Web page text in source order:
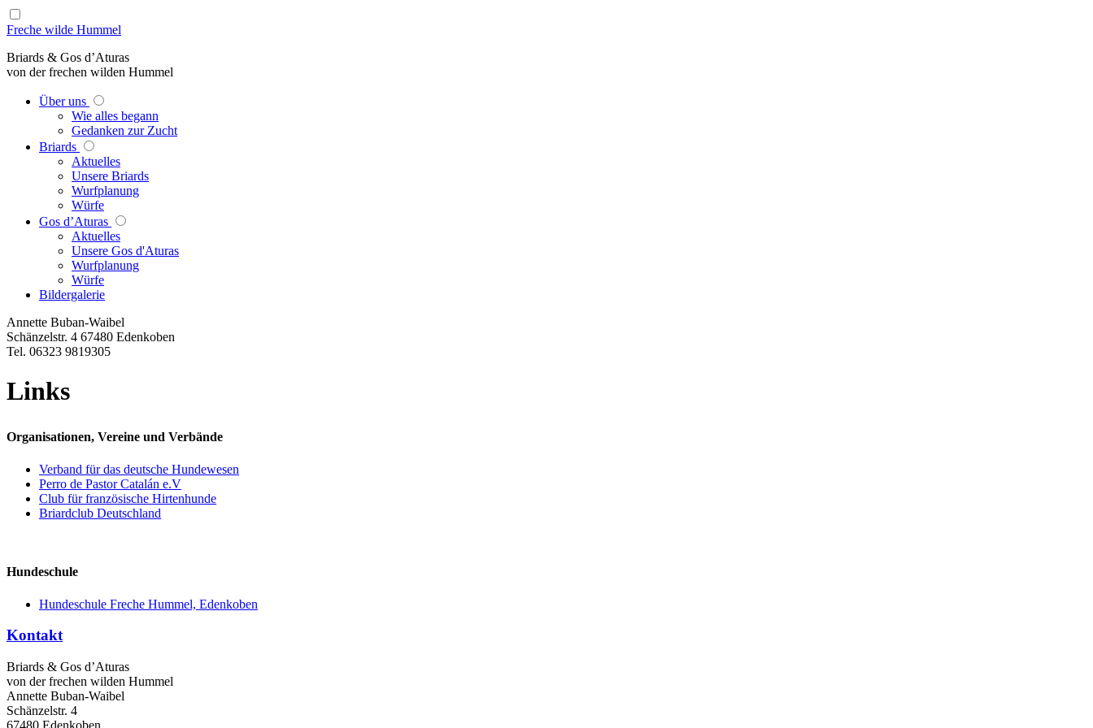
Freche wilde Hummel
Briards & Gos d’Aturas
von der frechen wilden Hummel
Über uns
Wie alles begann
Gedanken zur Zucht
Briards
Aktuelles
Unsere Briards
Wurfplanung
Würfe
Gos d’Aturas
Aktuelles
Unsere Gos d'Aturas
Wurfplanung
Würfe
Bildergalerie
Annette Buban-Waibel
Schänzelstr. 4 67480 Edenkoben
Tel. 06323 9819305
Links
Organisationen, Vereine und Verbände
Verband für das deutsche Hundewesen
Perro de Pastor Catalán e.V
Club für französische Hirtenhunde
Briardclub Deutschland
Hundeschule
Hundeschule Freche Hummel, Edenkoben
Kontakt
Briards & Gos d’Aturas
von der frechen wilden Hummel
Annette Buban-Waibel
Schänzelstr. 4
67480 Edenkoben